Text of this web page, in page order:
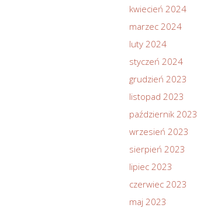
kwiecień 2024
marzec 2024
luty 2024
styczeń 2024
grudzień 2023
listopad 2023
październik 2023
wrzesień 2023
sierpień 2023
lipiec 2023
czerwiec 2023
maj 2023